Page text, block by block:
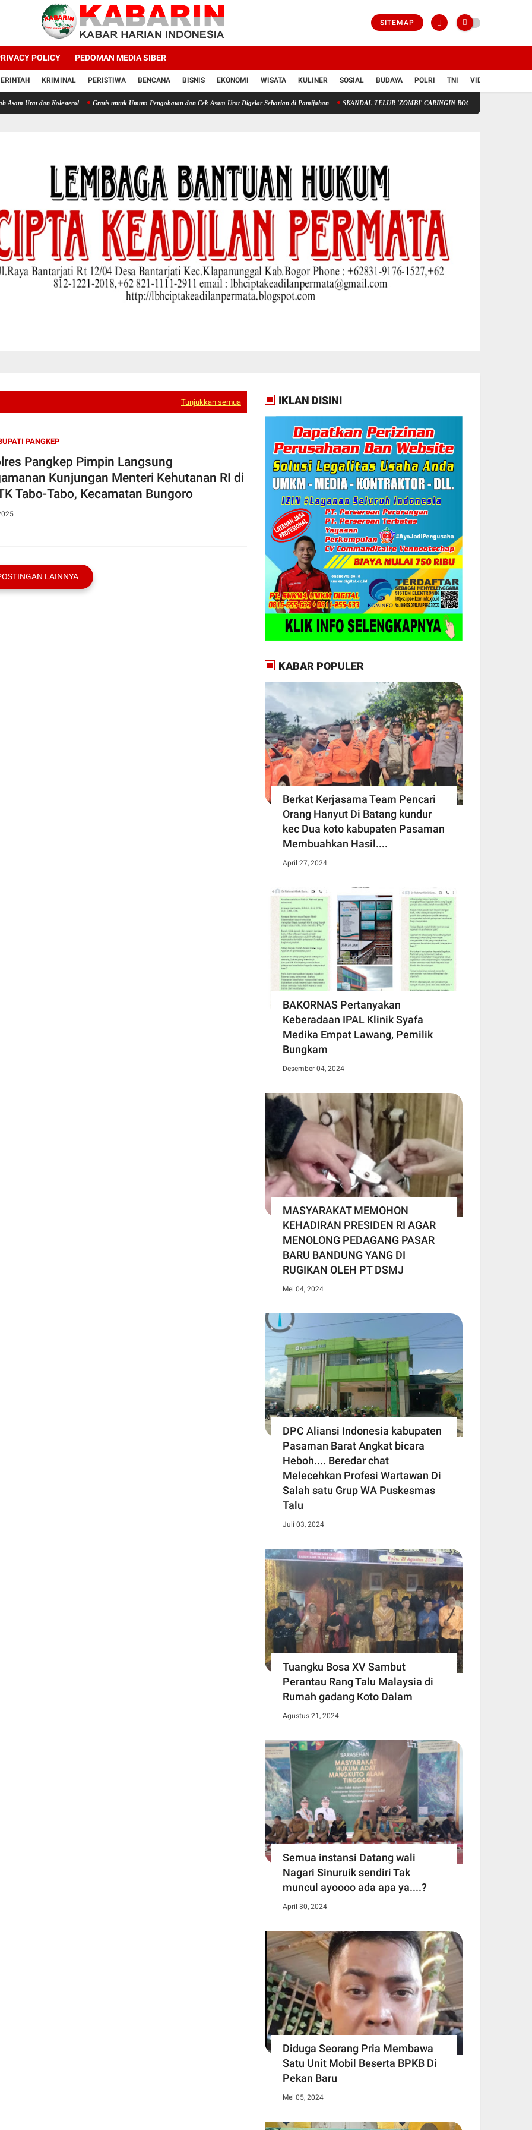
SITEMAP
POLICY PEDOMAN MEDIA SIBER
KRIMINAL PERISTIWA BENCANA BISNIS EKONOMI WISATA KULINER SOSIAL BUDAYA POLRI TNI VIDIO
Kolesterol Gratis untuk Umum Pengobatan dan Cek Asam Urat Digelar Seharian di Pamijahan SKANDAL TELUR 'ZOMBI' CARINGIN BOGOR: Menelan Limbah,
Tunjukkan semua
PANGKEP
Pangkep Pimpin Langsung
Kunjungan Menteri Kehutanan RI di
Tabo-Tabo, Kecamatan Bungoro
LAINNYA
IKLAN DISINI
KABAR POPULER
Berkat Kerjasama Team Pencari
Orang Hanyut Di Batang kundur
kec Dua koto kabupaten Pasaman
Membuahkan Hasil....
April 27, 2024
BAKORNAS Pertanyakan
Keberadaan IPAL Klinik Syafa
Medika Empat Lawang, Pemilik
Bungkam
Desember 04, 2024
MASYARAKAT MEMOHON
KEHADIRAN PRESIDEN RI AGAR
MENOLONG PEDAGANG PASAR
BARU BANDUNG YANG DI
RUGIKAN OLEH PT DSMJ
Mei 04, 2024
DPC Aliansi Indonesia kabupaten
Pasaman Barat Angkat bicara
Heboh.... Beredar chat
Melecehkan Profesi Wartawan Di
Salah satu Grup WA Puskesmas
Talu
Juli 03, 2024
Tuangku Bosa XV Sambut
Perantau Rang Talu Malaysia di
Rumah gadang Koto Dalam
Agustus 21, 2024
Semua instansi Datang wali
Nagari Sinuruik sendiri Tak
muncul ayoooo ada apa ya....?
April 30, 2024
Diduga Seorang Pria Membawa
Satu Unit Mobil Beserta BPKB Di
Pekan Baru
Mei 05, 2024